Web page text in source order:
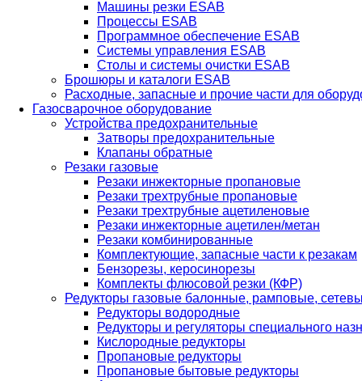
Машины резки ESAB
Процессы ESAB
Программное обеспечение ESAB
Системы управления ESAB
Столы и системы очистки ESAB
Брошюры и каталоги ESAB
Расходные, запасные и прочие части для
Газосварочное оборудование
Устройства предохранительные
Затворы предохранительные
Клапаны обратные
Резаки газовые
Резаки инжекторные пропановые
Резаки трехтрубные пропановые
Резаки трехтрубные ацетиленовые
Резаки инжекторные ацетилен/метан
Резаки комбинированные
Комплектующие, запасные части к резакам
Бензорезы, керосинорезы
Комплекты флюсовой резки (КФР)
Редукторы газовые балонные, рамповые,
Редукторы водородные
Редукторы и регуляторы специального
Кислородные редукторы
Пропановые редукторы
Пропановые бытовые редукторы